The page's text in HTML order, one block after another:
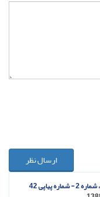
ارسال نظر